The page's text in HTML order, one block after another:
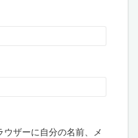
ザーに自分の名前、メ